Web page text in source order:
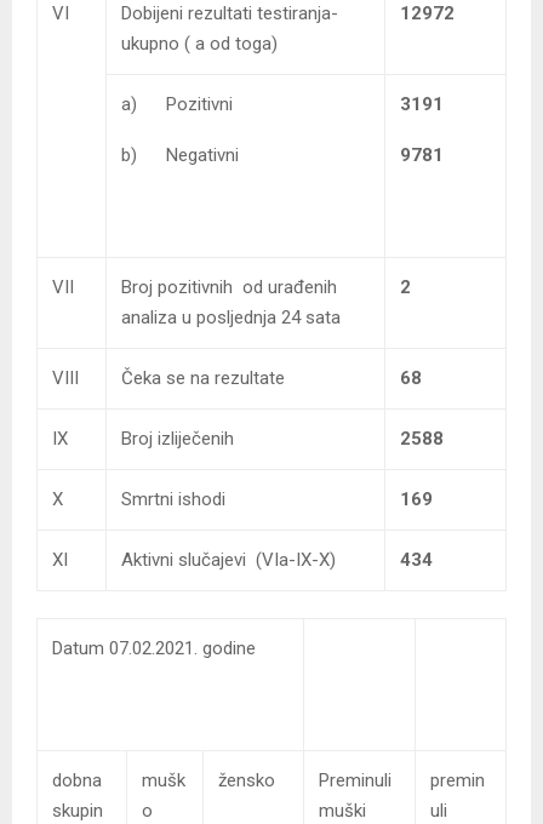
VI
Dobijeni rezultati testiranja-
ukupno ( a od toga)
12972
a) Pozitivni
b) Negativni
3191
9781
VII
Broj pozitivnih od urađenih
analiza u posljednja 24 sata
2
VIII Čeka se na rezultate 68
IX Broj izliječenih 2588
X Smrtni ishodi 169
XI Aktivni slučajevi (VIa-IX-X) 434
Datum 07.02.2021. godine
dobna
skupin
mušk
o
žensko
Preminuli
muški
premin
uli